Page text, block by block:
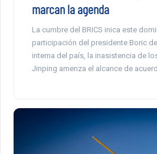
marcan la agenda
La cumbre del BRICS inica este
participación del presidente Boric
interna del país, la inasistencia de
Jinping amenza el alcance de